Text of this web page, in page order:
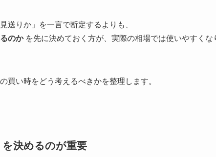
送りか」を一言で断定するよりも、
のかを先に決めておく方が、実際の相場では使いやすくな
買い時をどう考えるべきかを整理します。
決めるのが重要